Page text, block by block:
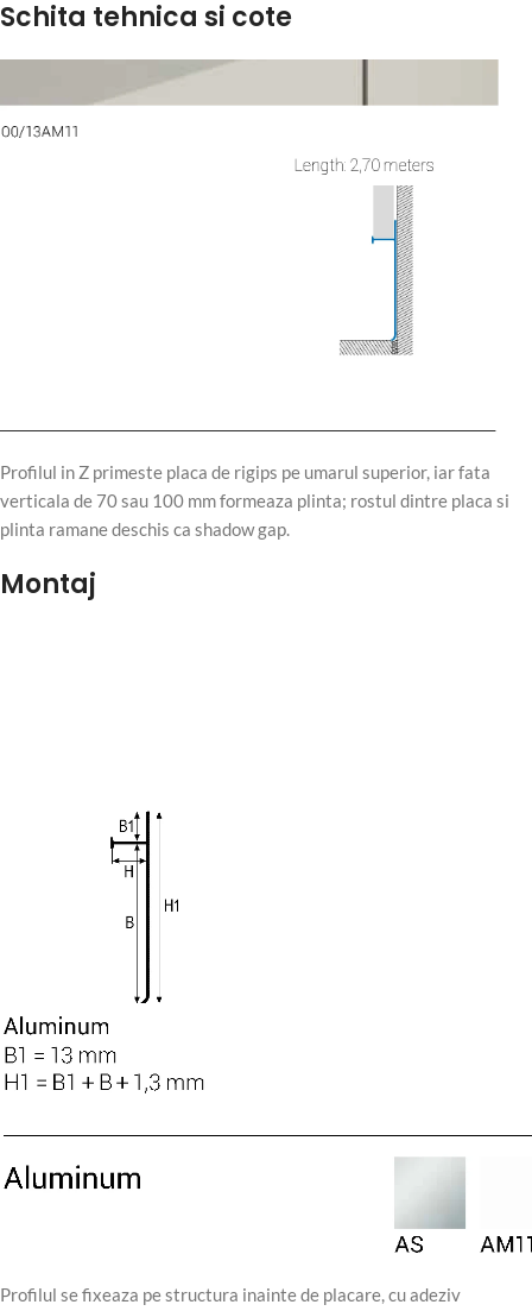
Schita tehnica si cote
Profilul in Z primeste placa de rigips pe umarul superior, iar fata
verticala de 70 sau 100 mm formeaza plinta; rostul dintre placa si
plinta ramane deschis ca shadow gap.
Montaj
Profilul se fixeaza pe structura inainte de placare, cu adeziv